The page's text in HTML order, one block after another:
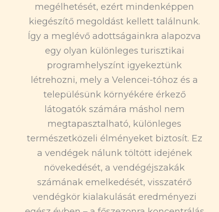
megélhetését, ezért mindenképpen
kiegészítő megoldást kellett találnunk.
Így a meglévő adottságainkra alapozva
egy olyan különleges turisztikai
programhelyszínt igyekeztünk
létrehozni, mely a Velencei-tóhoz és a
településünk környékére érkező
látogatók számára máshol nem
megtapasztalható, különleges
természetközeli élményeket biztosít. Ez
a vendégek nálunk töltött idejének
növekedését, a vendégéjszakák
számának emelkedését, visszatérő
vendégkör kialakulását eredményezi